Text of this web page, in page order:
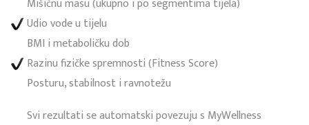
Mišićnu masu (ukupno i po segmentima tijela)
Udio vode u tijelu
BMI i metaboličku dob
Razinu fizičke spremnosti (Fitness Score)
Posturu, stabilnost i ravnotežu
Svi rezultati se automatski povezuju s MyWellness